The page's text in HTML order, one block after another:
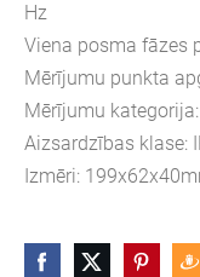
Hz
Viena posma fāzes
Mērījumu punkta
Mērījumu kategorija:
Aizsardzības klase:
Izmēri: